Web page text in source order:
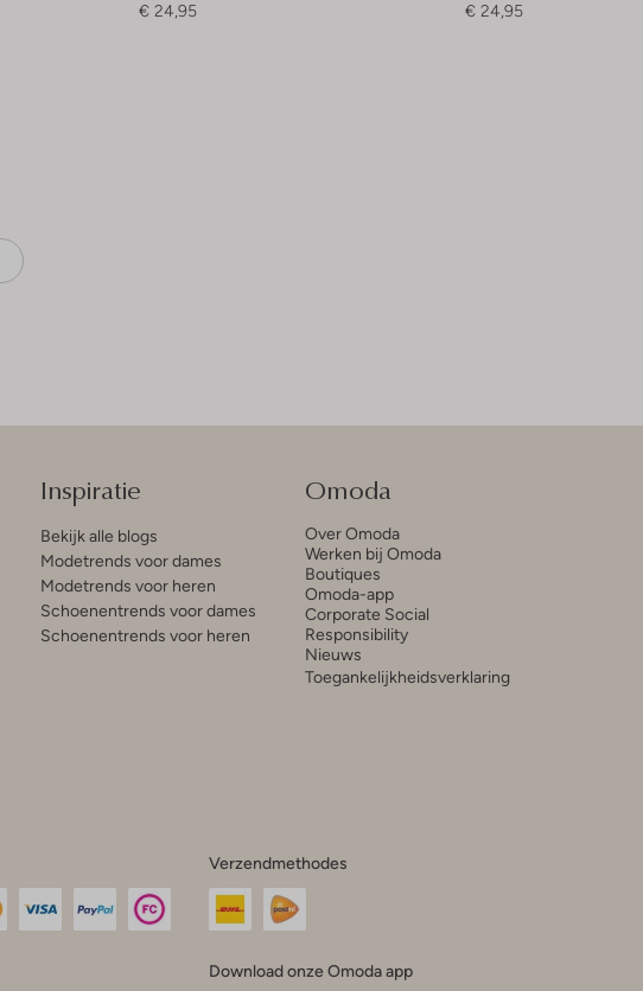
€ 24,95
€ 24,95
Inspiratie
Bekijk alle blogs
Modetrends voor dames
Modetrends voor heren
Schoenentrends voor dames
Schoenentrends voor heren
Omoda
Over Omoda
Werken bij Omoda
Boutiques
Omoda-app
Corporate Social
Responsibility
Nieuws
Toegankelijkheidsverklaring
Verzendmethodes
Download onze Omoda app